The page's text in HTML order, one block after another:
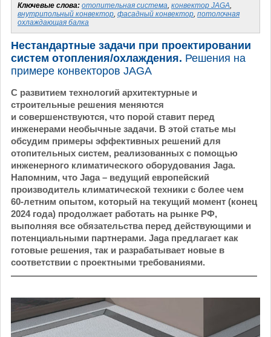
Ключевые слова: отопительная система, конвектор JAGA,
внутрипольный конвектор, фасадный конвектор, потолочная
охлаждающая балка
Нестандартные задачи при проектировании
систем отопления/охлаждения. Решения на
примере конвекторов JAGA
С развитием технологий архитектурные и
строительные решения меняются
и совершенствуются, что порой ставит перед
инженерами необычные задачи. В этой статье мы
обсудим примеры эффективных решений для
отопительных систем, реализованных с помощью
инженерного климатического оборудования Jaga.
Напомним, что Jaga – ведущий европейский
производитель климатической техники с более чем
60-летним опытом, который на текущий момент (конец
2024 года) продолжает работать на рынке РФ,
выполняя все обязательства перед действующими и
потенциальными партнерами. Jaga предлагает как
готовые решения, так и разрабатывает новые в
соответствии с проектными требованиями.